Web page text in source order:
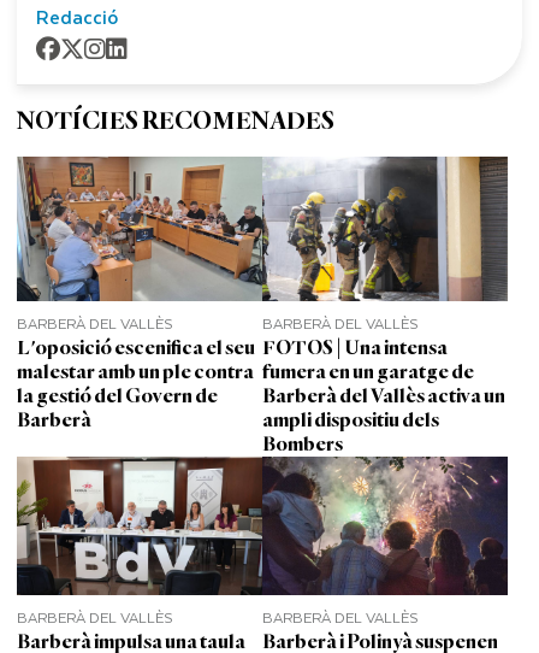
Redacció
NOTÍCIES RECOMENADES
BARBERÀ DEL VALLÈS
L'oposició escenifica el seu
malestar amb un ple contra
la gestió del Govern de
Barberà
BARBERÀ DEL VALLÈS
FOTOS | Una intensa
fumera en un garatge de
Barberà del Vallès activa un
ampli dispositiu dels
Bombers
BARBERÀ DEL VALLÈS
Barberà impulsa una taula
BARBERÀ DEL VALLÈS
Barberà i Polinyà suspenen